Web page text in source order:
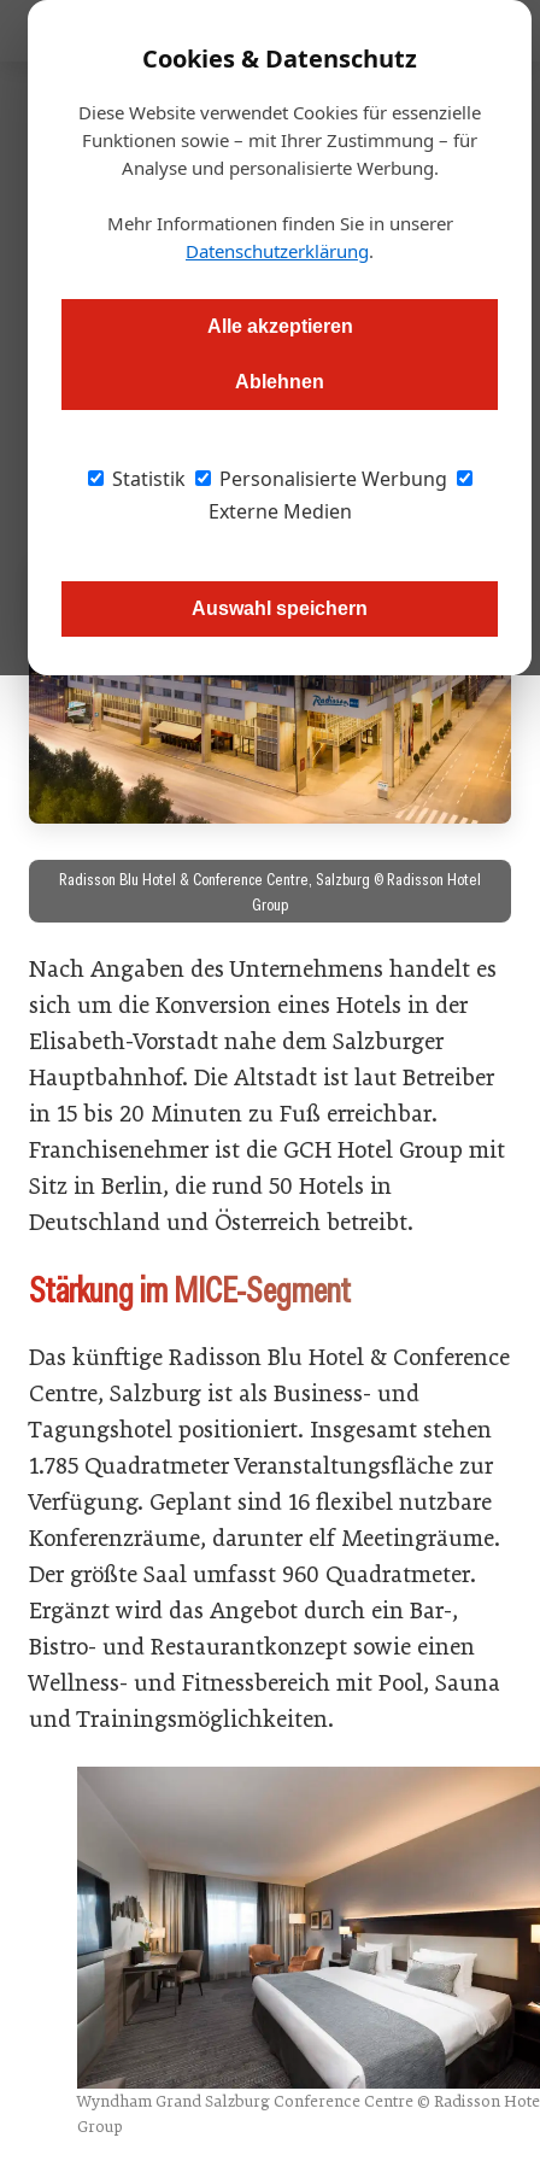
Cookies & Datenschutz
Diese Website verwendet Cookies für essenzielle
Funktionen sowie – mit Ihrer Zustimmung – für
Analyse und personalisierte Werbung.
Mehr Informationen finden Sie in unserer
Datenschutzerklärung.
Alle akzeptieren
Ablehnen
Statistik
Personalisierte Werbung
Externe Medien
Auswahl speichern
Startseite/Hotellerie
Radisson bringt Blu nach
Salzburg
Die Radisson Hotel Group erweitert ihr Portfolio in Österreich
und unterzeichnete einen Vertrag für ein Hotelprojekt in
Marke Radisson Blu konvertiert und soll ab Mitte 2026 unter
neuer Flagge auftreten.
Radisson Blu Hotel & Conference Centre, Salzburg © Radisson Hotel
Group
Nach Angaben des Unternehmens handelt es
sich um die Konversion eines Hotels in der
Elisabeth-Vorstadt nahe dem Salzburger
Hauptbahnhof. Die Altstadt ist laut Betreiber
in 15 bis 20 Minuten zu Fuß erreichbar.
Franchisenehmer ist die GCH Hotel Group mit
Sitz in Berlin, die rund 50 Hotels in
Deutschland und Österreich betreibt.
Stärkung im MICE-Segment
Das künftige Radisson Blu Hotel & Conference
Centre, Salzburg ist als Business- und
Tagungshotel positioniert. Insgesamt stehen
1.785 Quadratmeter Veranstaltungsfläche zur
Verfügung. Geplant sind 16 flexibel nutzbare
Konferenzräume, darunter elf Meetingräume.
Der größte Saal umfasst 960 Quadratmeter.
Ergänzt wird das Angebot durch ein Bar-,
Bistro- und Restaurantkonzept sowie einen
Wellness- und Fitnessbereich mit Pool, Sauna
und Trainingsmöglichkeiten.
Wyndham Grand Salzburg Conference Centre © Radisson
Group